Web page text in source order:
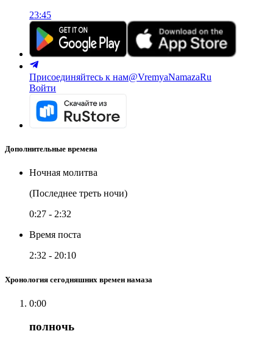
23:45
Присоединяйтесь к нам@VremyaNamazaRu
Войти
Дополнительные времена
Ночная молитва
(Последнее треть ночи)
0:27 - 2:32
Время поста
2:32 - 20:10
Хронология сегодняшних времен намаза
0:00
полночь